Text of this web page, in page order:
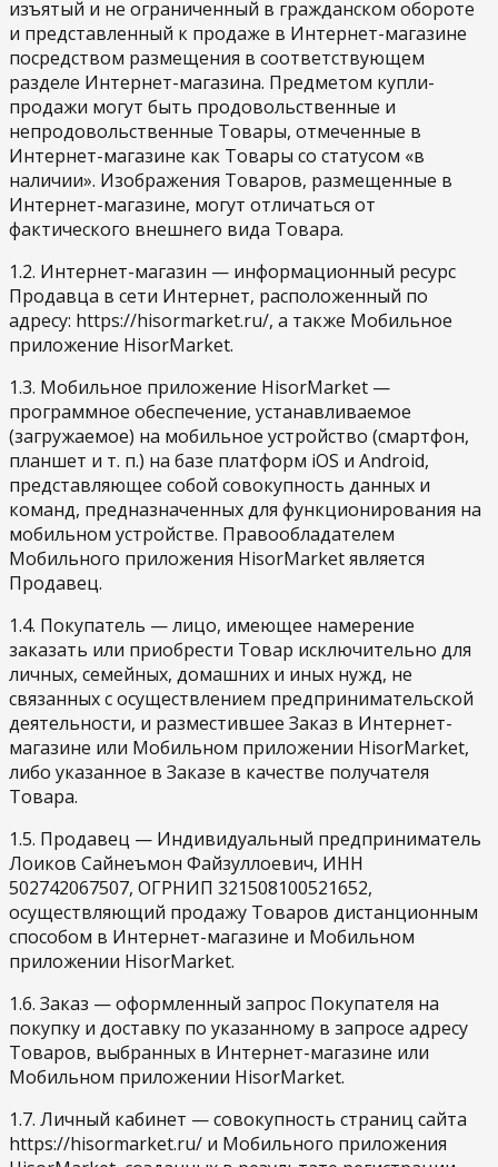
изъятый и не ограниченный в гражданском обороте
и представленный к продаже в Интернет-магазине
посредством размещения в соответствующем
разделе Интернет-магазина. Предметом купли-
продажи могут быть продовольственные и
непродовольственные Товары, отмеченные в
Интернет-магазине как Товары со статусом «в
наличии». Изображения Товаров, размещенные в
Интернет-магазине, могут отличаться от
фактического внешнего вида Товара.
1.2. Интернет-магазин — информационный ресурс
Продавца в сети Интернет, расположенный по
адресу: https://hisormarket.ru/, а также Мобильное
приложение HisorMarket.
1.3. Мобильное приложение HisorMarket —
программное обеспечение, устанавливаемое
(загружаемое) на мобильное устройство (смартфон,
планшет и т. п.) на базе платформ iOS и Android,
представляющее собой совокупность данных и
команд, предназначенных для функционирования на
мобильном устройстве. Правообладателем
Мобильного приложения HisorMarket является
Продавец.
1.4. Покупатель — лицо, имеющее намерение
заказать или приобрести Товар исключительно для
личных, семейных, домашних и иных нужд, не
связанных с осуществлением предпринимательской
деятельности, и разместившее Заказ в Интернет-
магазине или Мобильном приложении HisorMarket,
либо указанное в Заказе в качестве получателя
Товара.
1.5. Продавец — Индивидуальный предприниматель
Лоиков Сайнеъмон Файзуллоевич, ИНН
502742067507, ОГРНИП 321508100521652,
осуществляющий продажу Товаров дистанционным
способом в Интернет-магазине и Мобильном
приложении HisorMarket.
1.6. Заказ — оформленный запрос Покупателя на
покупку и доставку по указанному в запросе адресу
Товаров, выбранных в Интернет-магазине или
Мобильном приложении HisorMarket.
1.7. Личный кабинет — совокупность страниц сайта
https://hisormarket.ru/ и Мобильного приложения